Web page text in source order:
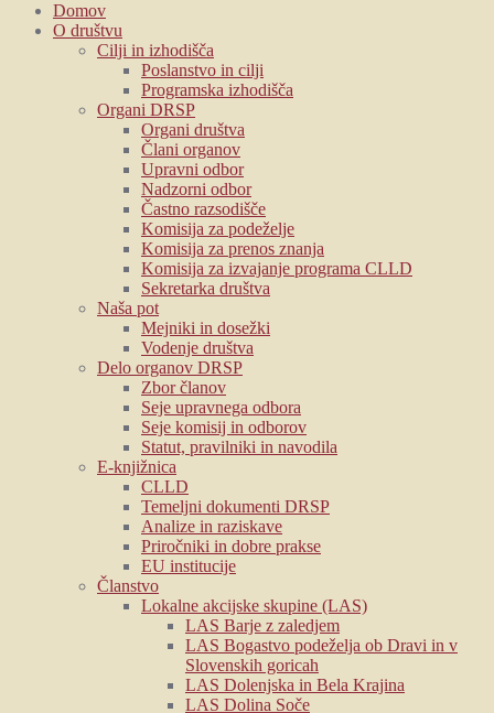
Domov
O društvu
Cilji in izhodišča
Poslanstvo in cilji
Programska izhodišča
Organi DRSP
Organi društva
Člani organov
Upravni odbor
Nadzorni odbor
Častno razsodišče
Komisija za podeželje
Komisija za prenos znanja
Komisija za izvajanje programa CLLD
Sekretarka društva
Naša pot
Mejniki in dosežki
Vodenje društva
Delo organov DRSP
Zbor članov
Seje upravnega odbora
Seje komisij in odborov
Statut, pravilniki in navodila
E-knjižnica
CLLD
Temeljni dokumenti DRSP
Analize in raziskave
Priročniki in dobre prakse
EU institucije
Članstvo
Lokalne akcijske skupine (LAS)
LAS Barje z zaledjem
LAS Bogastvo podeželja ob Dravi in v
Slovenskih goricah
LAS Dolenjska in Bela Krajina
LAS Dolina Soče